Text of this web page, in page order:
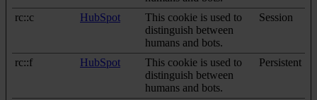
rc::c HubSpot
This cookie is used to
distinguish between
humans and bots.
Session
rc::f HubSpot
This cookie is used to
distinguish between
humans and bots.
Persistent